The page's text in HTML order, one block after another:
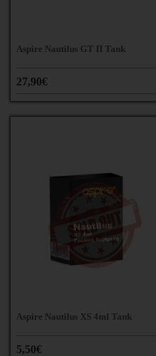
Aspire Nautilus GT II Tank
27,90€
Aspire Nautilus XS 4ml Tank
5,50€